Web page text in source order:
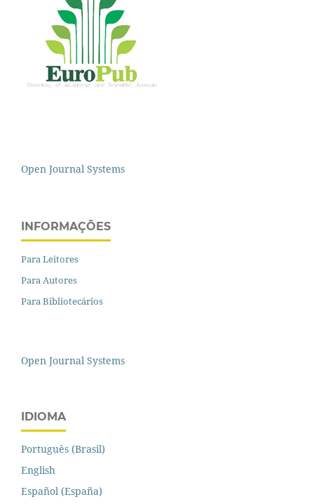
Open Journal Systems
INFORMAÇÕES
Para Leitores
Para Autores
Para Bibliotecários
Open Journal Systems
IDIOMA
Português (Brasil)
English
Español (España)